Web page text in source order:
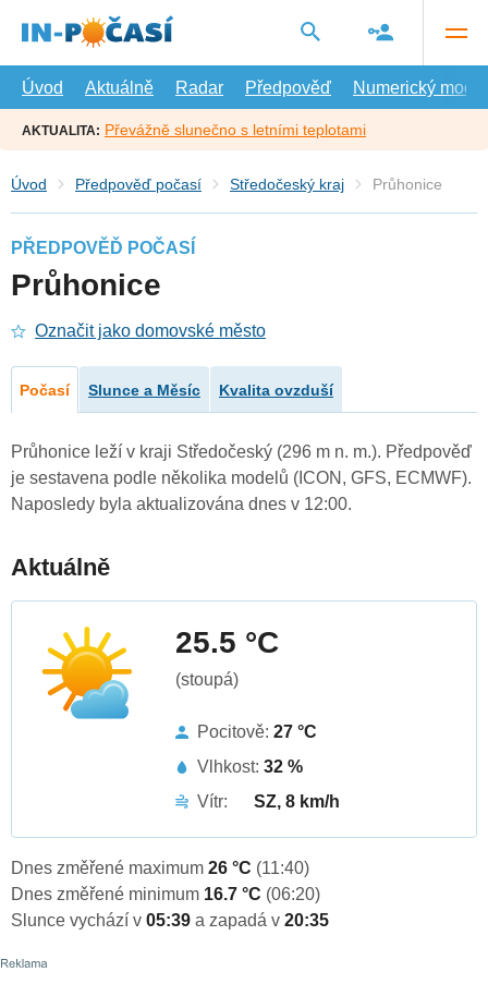
hlavní
Úvod
Aktuálně Radar Předpověď Numerický model
AKTUALITA: Převážně slunečno s letními teplotami
Úvod Předpověď počasí Středočeský kraj Průhonice
PŘEDPOVĚĎ POČASÍ
Průhonice
Označit jako domovské město
Počasí Slunce a Měsíc Kvalita ovzduší
Průhonice leží v kraji Středočeský (296 m n. m.). Předpověď
je sestavena podle několika modelů (ICON, GFS, ECMWF).
Naposledy byla aktualizována dnes v 12:00.
Aktuálně
25.5 °C
(stoupá)
Pocitově: 27 °C
Vlhkost: 32 %
Vítr:
SZ, 8 km/h
Dnes změřené maximum 26 °C (11:40)
Dnes změřené minimum 16.7 °C (06:20)
Slunce vychází v 05:39 a zapadá v 20:35